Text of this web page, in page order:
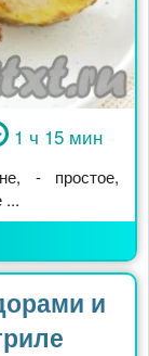
1 ч 15 мин
- простое,
...
и